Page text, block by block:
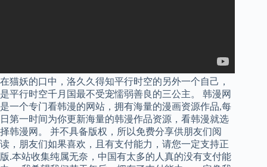
在猫妖的口中，洛久久得知平行时空的另外一个自己，
是平行时空千月国最不受宠懦弱善良的三公主。 韩漫网
是一个专门看韩漫的网站，拥有海量的漫画资源作品,每
日第一时间为你更新海量的韩漫作品资源，看韩漫就选
择韩漫网。 并不具备版权，所以免费分享供朋友们阅
读，朋友们如果喜欢，且有支付能力，请您一定支持正
版.本站收集纯属无奈，中国有太多的人真的没有支付能